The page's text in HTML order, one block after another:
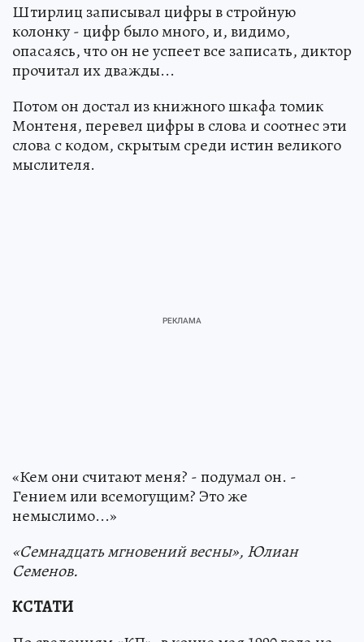
Штирлиц записывал цифры в стройную
колонку - цифр было много, и, видимо,
опасаясь, что он не успеет все записать, диктор
прочитал их дважды...
Потом он достал из книжного шкафа томик
Монтеня, перевел цифры в слова и соотнес эти
слова с кодом, скрытым среди истин великого
мыслителя.
«Кем они считают меня? - подумал он. -
Гением или всемогущим? Это же
немыслимо...»
«Семнадцать мгновений весны», Юлиан
Семенов.
КСТАТИ